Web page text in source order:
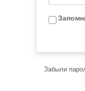
Забыли